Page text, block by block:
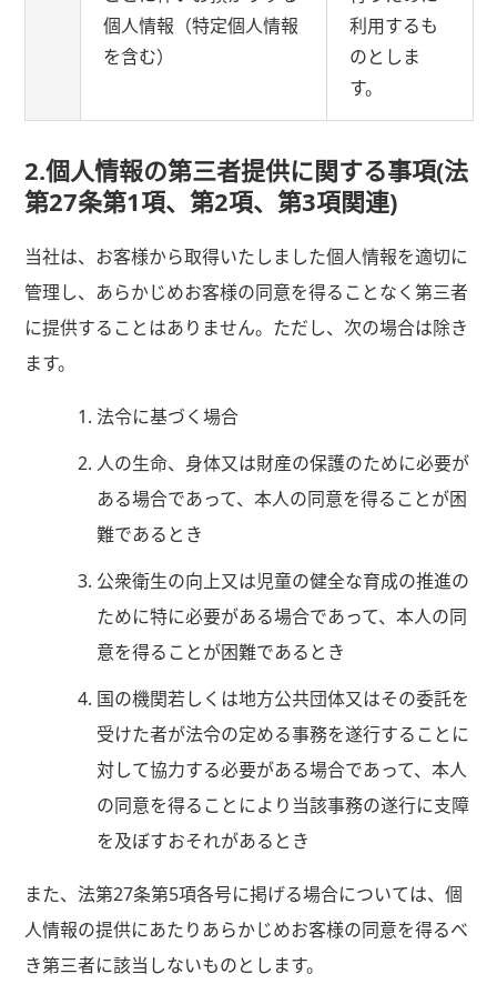
個人情報（特定個人情報
を含む）
利用するも
のとしま
す。
2.個人情報の第三者提供に関する事項(法
第27条第1項、第2項、第3項関連)
当社は、お客様から取得いたしました個人情報を適切に
管理し、あらかじめお客様の同意を得ることなく第三者
に提供することはありません。ただし、次の場合は除き
ます。
法令に基づく場合
人の生命、身体又は財産の保護のために必要が
ある場合であって、本人の同意を得ることが困
難であるとき
公衆衛生の向上又は児童の健全な育成の推進の
ために特に必要がある場合であって、本人の同
意を得ることが困難であるとき
国の機関若しくは地方公共団体又はその委託を
受けた者が法令の定める事務を遂行することに
対して協力する必要がある場合であって、本人
の同意を得ることにより当該事務の遂行に支障
を及ぼすおそれがあるとき
また、法第27条第5項各号に掲げる場合については、個
人情報の提供にあたりあらかじめお客様の同意を得るべ
き第三者に該当しないものとします。